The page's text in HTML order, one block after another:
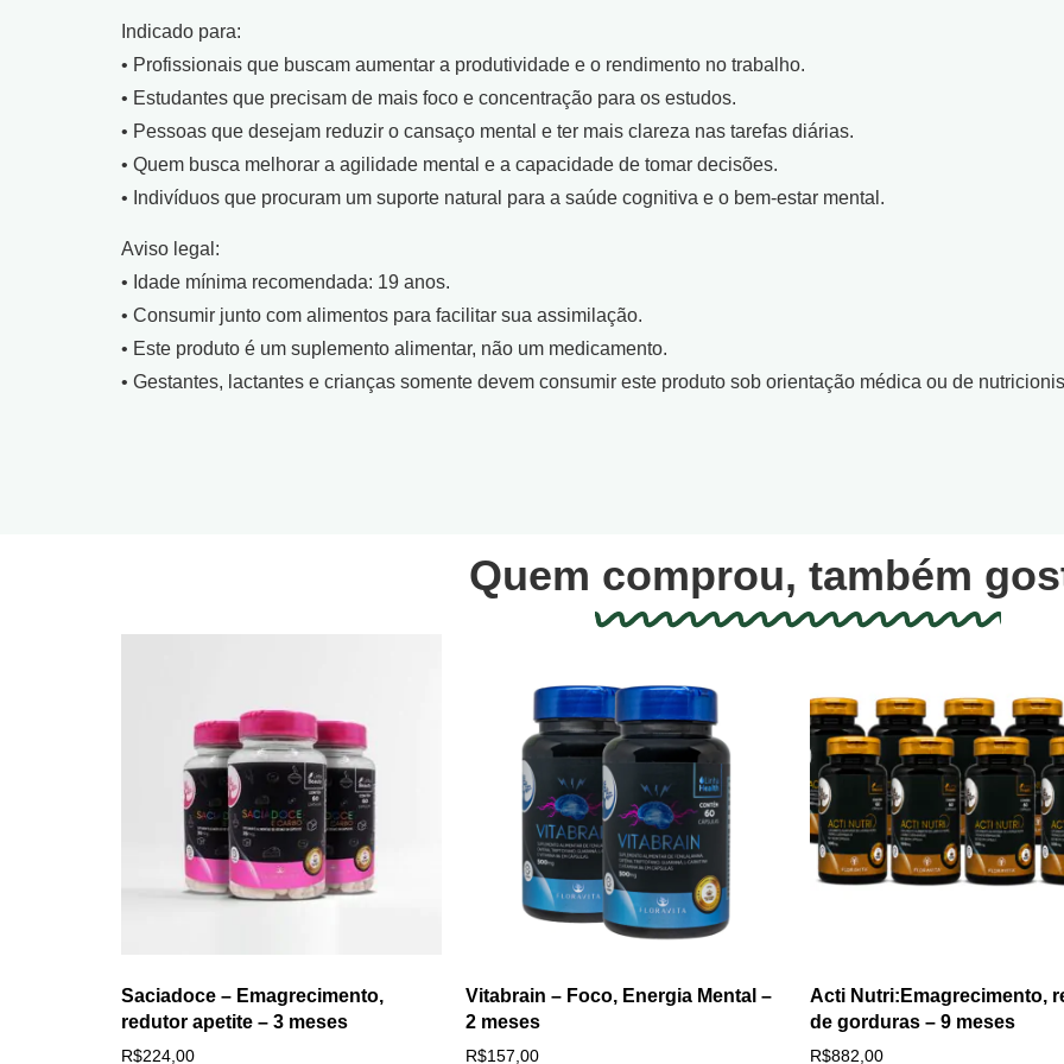
Indicado para:
• Profissionais que buscam aumentar a produtividade e o rendimento no trabalho.
• Estudantes que precisam de mais foco e concentração para os estudos.
• Pessoas que desejam reduzir o cansaço mental e ter mais clareza nas tarefas diárias.
• Quem busca melhorar a agilidade mental e a capacidade de tomar decisões.
• Indivíduos que procuram um suporte natural para a saúde cognitiva e o bem-estar mental.
Aviso legal:
• Idade mínima recomendada: 19 anos.
• Consumir junto com alimentos para facilitar sua assimilação.
• Este produto é um suplemento alimentar, não um medicamento.
• Gestantes, lactantes e crianças somente devem consumir este produto sob orientação médica ou de
Quem comprou, também
Saciadoce – Emagrecimento,
redutor apetite – 3 meses
R$224,00
Vitabrain – Foco, Energia Mental –
2 meses
R$157,00
Acti Nutri:Emagrecimento,
de gorduras – 9 meses
R$882,00